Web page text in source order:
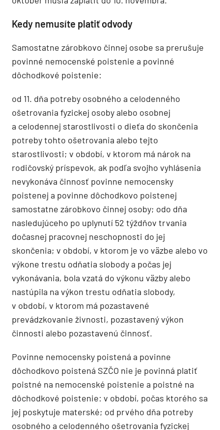
Kedy nemusíte platiť odvody
Samostatne zárobkovo činnej osobe sa prerušuje
povinné nemocenské poistenie a povinné
dôchodkové poistenie:
od 11. dňa potreby osobného a celodenného
ošetrovania fyzickej osoby alebo osobnej
a celodennej starostlivosti o dieťa do skončenia
potreby tohto ošetrovania alebo tejto
starostlivosti; v období, v ktorom má nárok na
rodičovský príspevok, ak podľa svojho vyhlásenia
nevykonáva činnosť povinne nemocensky
poistenej a povinne dôchodkovo poistenej
samostatne zárobkovo činnej osoby; odo dňa
nasledujúceho po uplynutí 52 týždňov trvania
dočasnej pracovnej neschopnosti do jej
skončenia; v období, v ktorom je vo väzbe alebo vo
výkone trestu odňatia slobody a počas jej
vykonávania, bola vzatá do výkonu väzby alebo
nastúpila na výkon trestu odňatia slobody,
v období, v ktorom má pozastavené
prevádzkovanie živnosti, pozastavený výkon
činnosti alebo pozastavenú činnosť.
Povinne nemocensky poistená a povinne
dôchodkovo poistená SZČO nie je povinná platiť
poistné na nemocenské poistenie a poistné na
dôchodkové poistenie: v období, počas ktorého sa
jej poskytuje materské; od prvého dňa potreby
osobného a celodenného ošetrovania fyzickej